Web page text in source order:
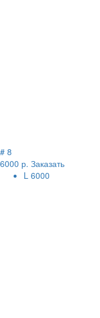
# 8
6000 р. Заказать
L 6000